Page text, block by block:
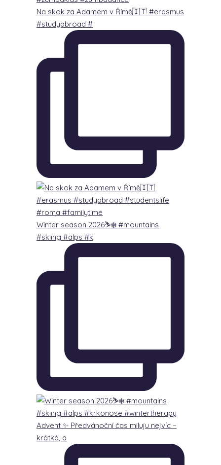
Na skok za Adamem v Římě🇮🇹 #erasmus
#studyabroad #
Winter season 2026⛷️❄️ #mountains
#skiing #alps #k
Advent ✨ Předvánoční čas miluju nejvíc –
krátká, a